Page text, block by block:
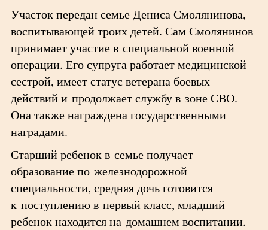
Участок передан семье Дениса Смолянинова,
воспитывающей троих детей. Сам Смолянинов
принимает участие в специальной военной
операции. Его супруга работает медицинской
сестрой, имеет статус ветерана боевых
действий и продолжает службу в зоне СВО.
Она также награждена государственными
наградами.
Старший ребенок в семье получает
образование по железнодорожной
специальности, средняя дочь готовится
к поступлению в первый класс, младший
ребенок находится на домашнем воспитании.